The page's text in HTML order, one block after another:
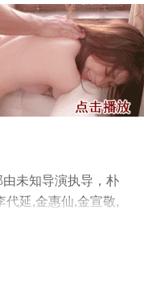
未知导演执导，朴
代延,金惠仙,金宣敬,
剧，手机免费观看
情网等平台了解。